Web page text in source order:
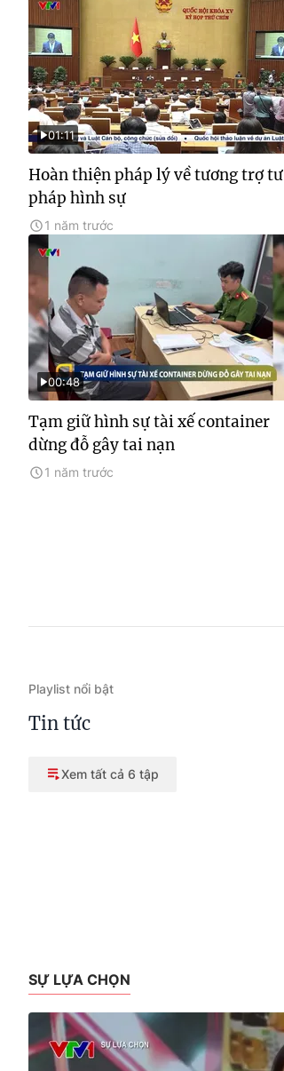
01:11
Hoàn thiện pháp lý về tương trợ tư
pháp hình sự
1 năm trước
00:48
Tạm giữ hình sự tài xế container
dừng đỗ gây tai nạn
1 năm trước
Playlist nổi bật
Tin tức
Xem tất cả 6 tập
SỰ LỰA CHỌN